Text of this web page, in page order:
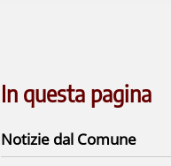
In questa pagina
Notizie dal Comune